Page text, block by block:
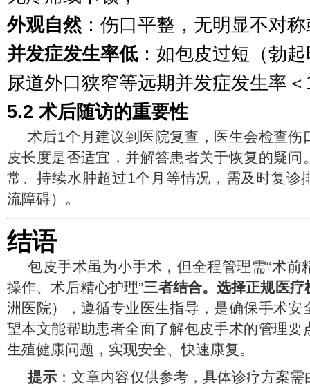
外观自然：伤口平整，无明显不对
并发症发生率低 ：如包皮过短（勃
尿道外口狭窄等远期并发症发生率
5.2 术后随访的重要性
术后1个月建议到医院复查，医生会检查伤
皮长度是否适宜，并解答患者关于恢复的疑问
常、持续水肿超过1个月等情况，需及时复诊
流障碍）。
结语
包皮手术虽为小手术，但全程管理需“术前
操作、术后精心护理”三者结合。选择正规医疗
洲医院），遵循专业医生指导，是确保手术安
望本文能帮助患者全面了解包皮手术的管理要
生殖健康问题，实现安全、快速康复。
提示 ：文章内容仅供参考，具体诊疗方案